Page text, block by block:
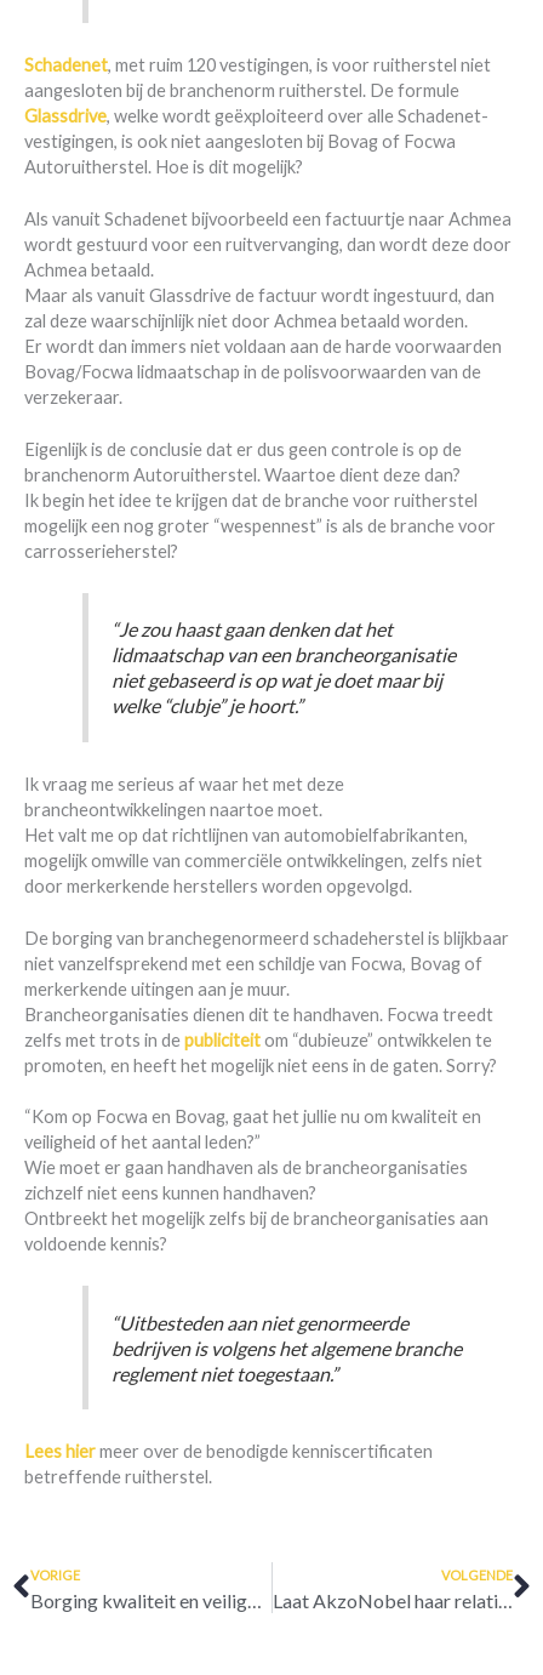
Schadenet, met ruim 120 vestigingen, is voor ruitherstel niet
aangesloten bij de branchenorm ruitherstel. De formule
Glassdrive, welke wordt geëxploiteerd over alle Schadenet-
vestigingen, is ook niet aangesloten bij Bovag of Focwa
Autoruitherstel. Hoe is dit mogelijk?
Als vanuit Schadenet bijvoorbeeld een factuurtje naar Achmea
wordt gestuurd voor een ruitvervanging, dan wordt deze door
Achmea betaald.
Maar als vanuit Glassdrive de factuur wordt ingestuurd, dan
zal deze waarschijnlijk niet door Achmea betaald worden.
Er wordt dan immers niet voldaan aan de harde voorwaarden
Bovag/Focwa lidmaatschap in de polisvoorwaarden van de
verzekeraar.
Eigenlijk is de conclusie dat er dus geen controle is op de
branchenorm Autoruitherstel. Waartoe dient deze dan?
Ik begin het idee te krijgen dat de branche voor ruitherstel
mogelijk een nog groter “wespennest” is als de branche voor
carrosserieherstel?
“Je zou haast gaan denken dat het
lidmaatschap van een brancheorganisatie
niet gebaseerd is op wat je doet maar bij
welke “clubje” je hoort.”
Ik vraag me serieus af waar het met deze
brancheontwikkelingen naartoe moet.
Het valt me op dat richtlijnen van automobielfabrikanten,
mogelijk omwille van commerciële ontwikkelingen, zelfs niet
door merkerkende herstellers worden opgevolgd.
De borging van branchegenormeerd schadeherstel is blijkbaar
niet vanzelfsprekend met een schildje van Focwa, Bovag of
merkerkende uitingen aan je muur.
Brancheorganisaties dienen dit te handhaven. Focwa treedt
zelfs met trots in depubliciteitom “dubieuze” ontwikkelen te
promoten, en heeft het mogelijk niet eens in de gaten. Sorry?
“Kom op Focwa en Bovag, gaat het jullie nu om kwaliteit en
veiligheid of het aantal leden?”
Wie moet er gaan handhaven als de brancheorganisaties
zichzelf niet eens kunnen handhaven?
Ontbreekt het mogelijk zelfs bij de brancheorganisaties aan
voldoende kennis?
“Uitbesteden aan niet genormeerde
bedrijven is volgens het algemene branche
reglement niet toegestaan.”
Lees hiermeer over de benodigde kenniscertificaten
betreffende ruitherstel.
Vorige
VORIGE
Borging kwaliteit en veiligheid pijnpunt schadeherstel
VOLGENDE
Laat AkzoNobel haar relaties in de steek